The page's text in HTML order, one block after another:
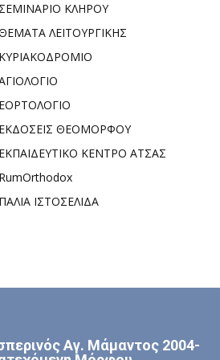
ΣΕΜΙΝΑΡΙΟ ΚΛΗΡΟΥ
ΛΕΙΤΟΥΡΓΙΚΗΣ
ΚΥΡΙΑΚΟΔΡΟΜΙΟ
ΕΟΡΤΟΛΟΓΙΟ
ΕΚΔΟΣΕΙΣ ΘΕΟΜΟΡΦΟΥ
ΕΚΠΑΙΔΕΥΤΙΚΟ ΚΕΝΤΡΟ ΑΤΣΑΣ
RumOrthodox
ΠΑΛΙΑ ΙΣΤΟΣΕΛΙΔΑ
Αγ. Μάμαντος 2004-